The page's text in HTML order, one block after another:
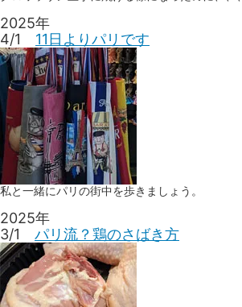
2025年
4/1 11日よりパリです
私と一緒にパリの街中を歩きましょう。
2025年
3/1 パリ流？鶏のさばき方